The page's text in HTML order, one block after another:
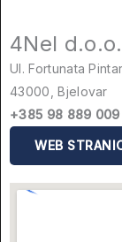
4Nel
Ul. Fortunata
43000, Bjelovar
+385 98 889 009
WEB